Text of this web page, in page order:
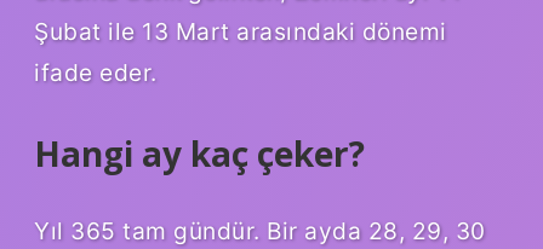
Şubat ile 13 Mart arasındaki dönemi
ifade eder.
Hangi ay kaç çeker?
Yıl 365 tam gündür. Bir ayda 28, 29, 30